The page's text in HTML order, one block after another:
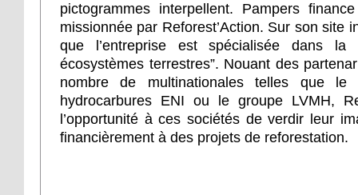
pictogrammes interpellent. Pampers
missionnée par Reforest’Action. Sur son site
que l’entreprise est spécialisée dans la
écosystèmes terrestres”. Nouant des
nombre de multinationales telles que le
hydrocarbures ENI ou le groupe LVMH,
l’opportunité à ces sociétés de verdir leur
financièrement à des projets de reforestation.